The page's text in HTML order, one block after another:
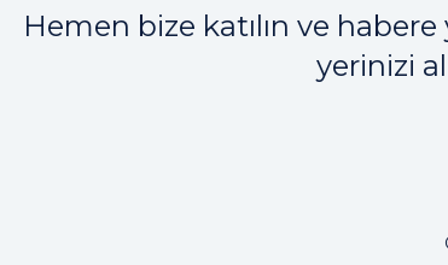
Hemen bize katılın ve
yerinizi